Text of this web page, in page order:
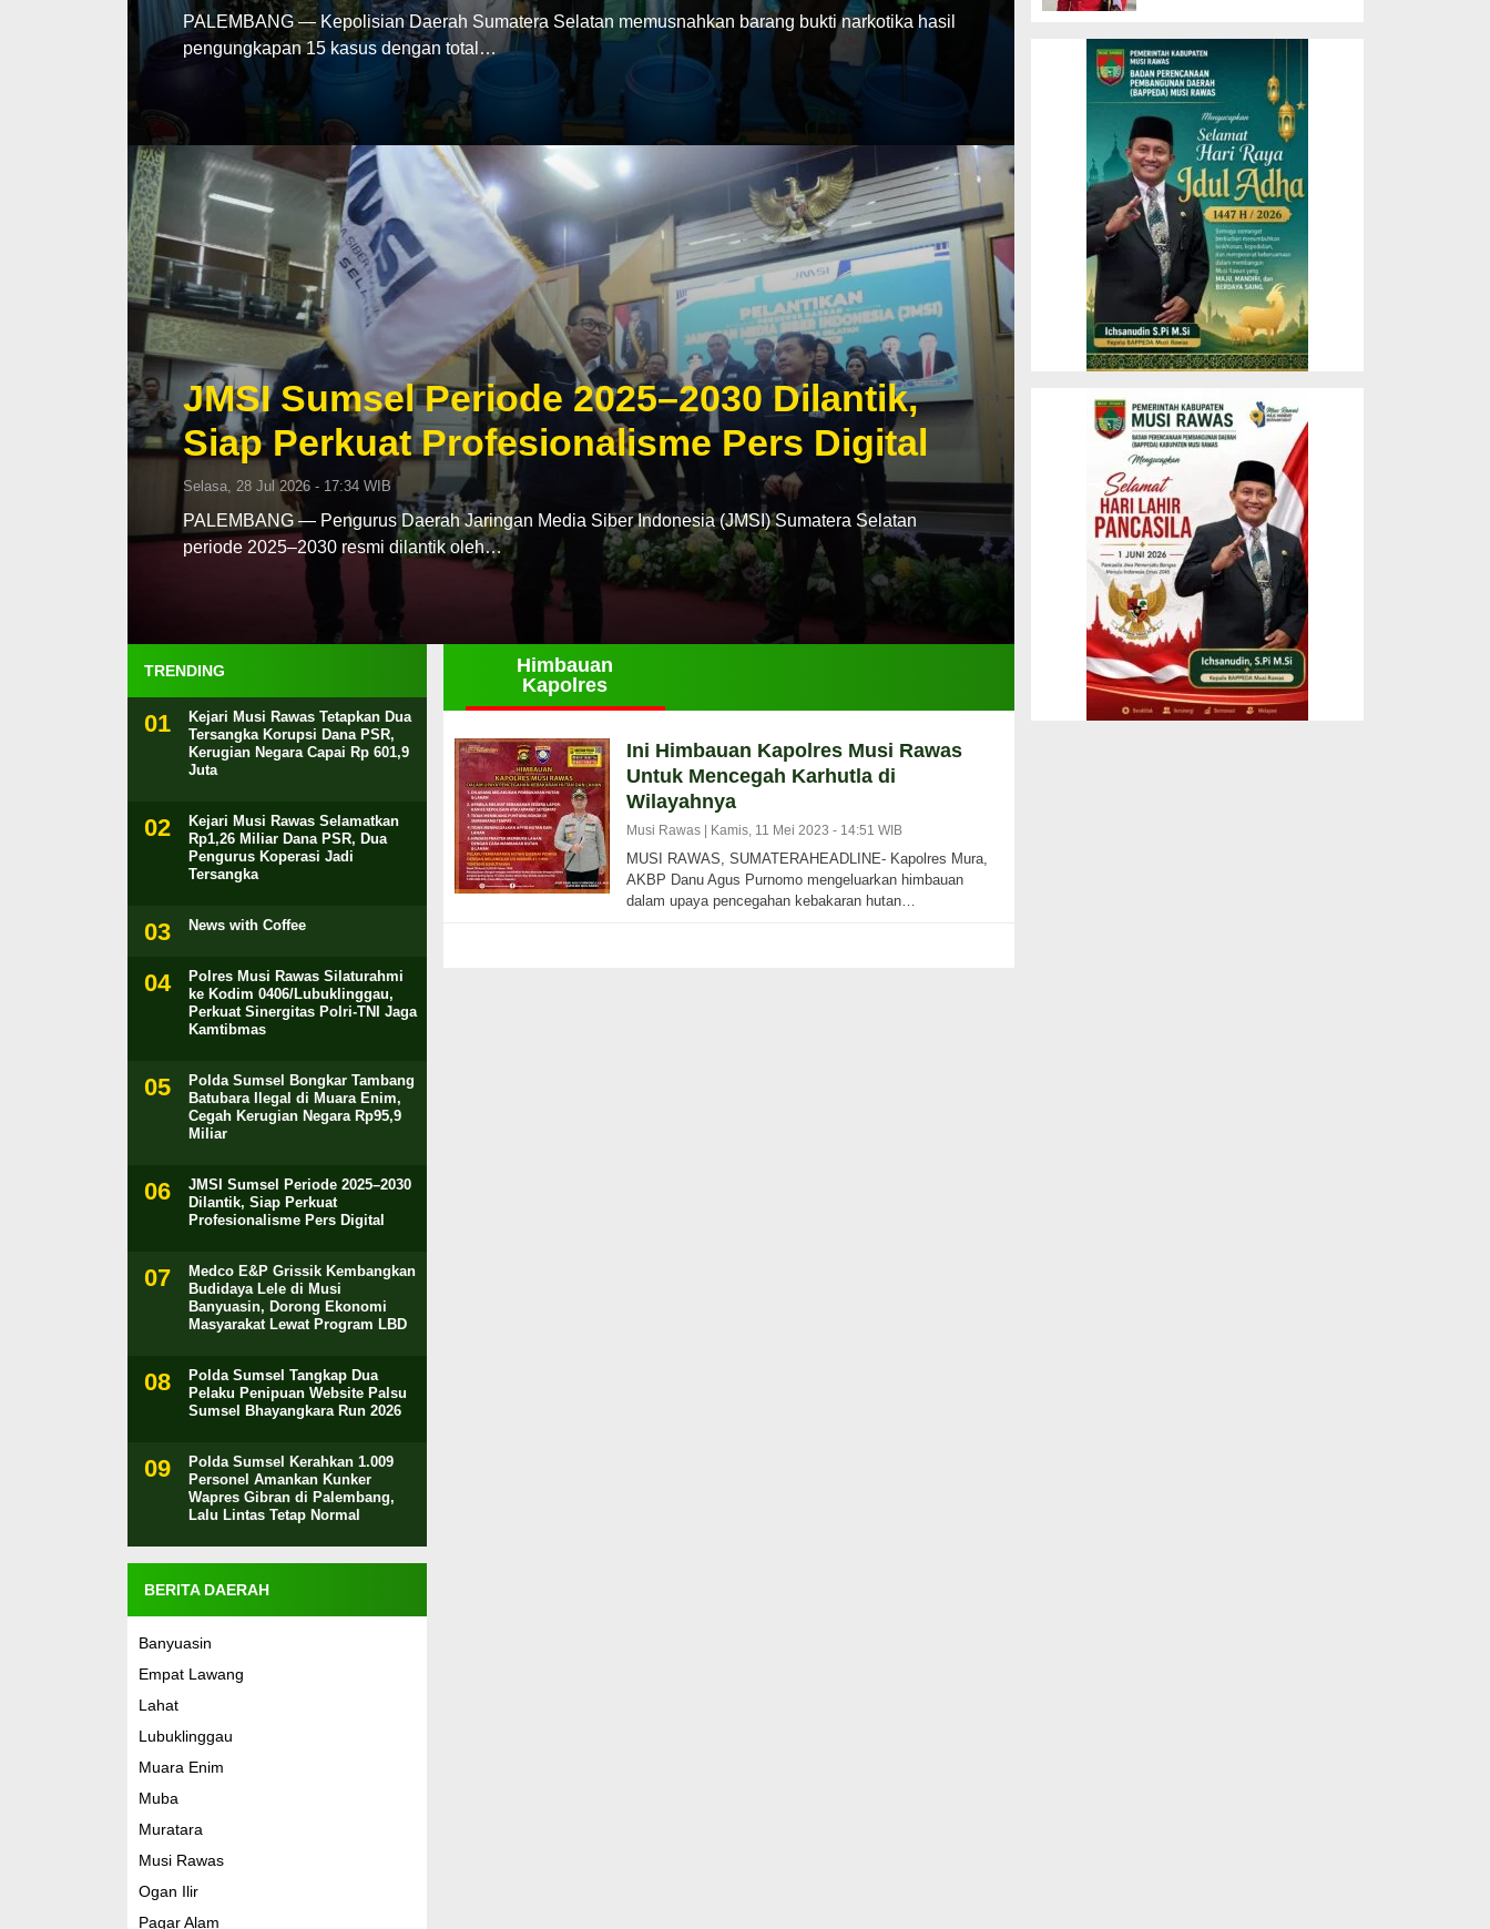
PALEMBANG — Kepolisian Daerah Sumatera Selatan memusnahkan barang bukti narkotika hasil
pengungkapan 15 kasus dengan total…
JMSI Sumsel Periode 2025–2030 Dilantik,
Siap Perkuat Profesionalisme Pers Digital
Selasa, 28 Jul 2026 - 17:34 WIB
PALEMBANG — Pengurus Daerah Jaringan Media Siber Indonesia (JMSI) Sumatera Selatan
periode 2025–2030 resmi dilantik oleh…
TRENDING
Kejari Musi Rawas Tetapkan Dua
Tersangka Korupsi Dana PSR,
Kerugian Negara Capai Rp 601,9
Juta
Kejari Musi Rawas Selamatkan
Rp1,26 Miliar Dana PSR, Dua
Pengurus Koperasi Jadi
Tersangka
News with Coffee
Polres Musi Rawas Silaturahmi
ke Kodim 0406/Lubuklinggau,
Perkuat Sinergitas Polri-TNI Jaga
Kamtibmas
Polda Sumsel Bongkar Tambang
Batubara Ilegal di Muara Enim,
Cegah Kerugian Negara Rp95,9
Miliar
JMSI Sumsel Periode 2025–2030
Dilantik, Siap Perkuat
Profesionalisme Pers Digital
Medco E&P Grissik Kembangkan
Budidaya Lele di Musi
Banyuasin, Dorong Ekonomi
Masyarakat Lewat Program LBD
Polda Sumsel Tangkap Dua
Pelaku Penipuan Website Palsu
Sumsel Bhayangkara Run 2026
Polda Sumsel Kerahkan 1.009
Personel Amankan Kunker
Wapres Gibran di Palembang,
Lalu Lintas Tetap Normal
BERITA DAERAH
Banyuasin
Empat Lawang
Lahat
Lubuklinggau
Muara Enim
Muba
Muratara
Musi Rawas
Ogan Ilir
Pagar Alam
Himbauan
Kapolres
Ini Himbauan Kapolres Musi Rawas
Untuk Mencegah Karhutla di
Wilayahnya
Musi Rawas | Kamis, 11 Mei 2023 - 14:51 WIB
MUSI RAWAS, SUMATERAHEADLINE- Kapolres Mura,
AKBP Danu Agus Purnomo mengeluarkan himbauan
dalam upaya pencegahan kebakaran hutan…